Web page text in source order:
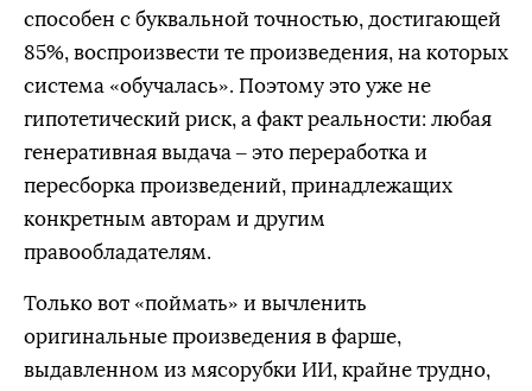
способен с буквальной точностью, достигающей
85%, воспроизвести те произведения, на которых
система «обучалась». Поэтому это уже не
гипотетический риск, а факт реальности: любая
генеративная выдача – это переработка и
пересборка произведений, принадлежащих
конкретным авторам и другим
правообладателям.
Только вот «поймать» и вычленить
оригинальные произведения в фарше,
выдавленном из мясорубки ИИ, крайне трудно,